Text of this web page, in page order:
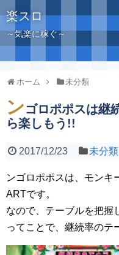
楽スロ
～気楽に稼ぐ～
ホーム 未分類
ンゴロポポスは継
ら楽しもう!!
2017/12/23 未分類
ンゴロポポスは、モンキ
ARTです。
なので、テーブルを把握
ってことで、継続率のテ